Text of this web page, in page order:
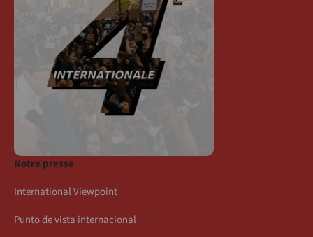
Notre presse
International Viewpoint
Punto de vista internacional